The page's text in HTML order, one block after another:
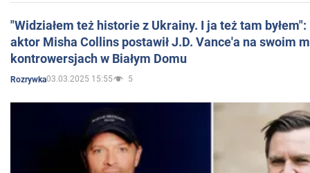
"Widziałem też historie z Ukrainy. I ja też tam
aktor Misha Collins postawił J.D. Vance'a na swoim
kontrowersjach w Białym Domu
Rozrywka03.03.2025 15:55 5